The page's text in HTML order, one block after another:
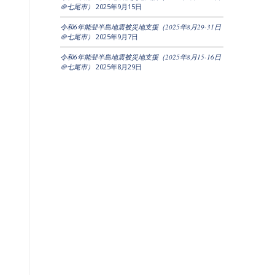
＠七尾市） 2025年9月15日
令和6年能登半島地震被災地支援（2025年8月29-31日
＠七尾市） 2025年9月7日
令和6年能登半島地震被災地支援（2025年8月15-16日
＠七尾市） 2025年8月29日